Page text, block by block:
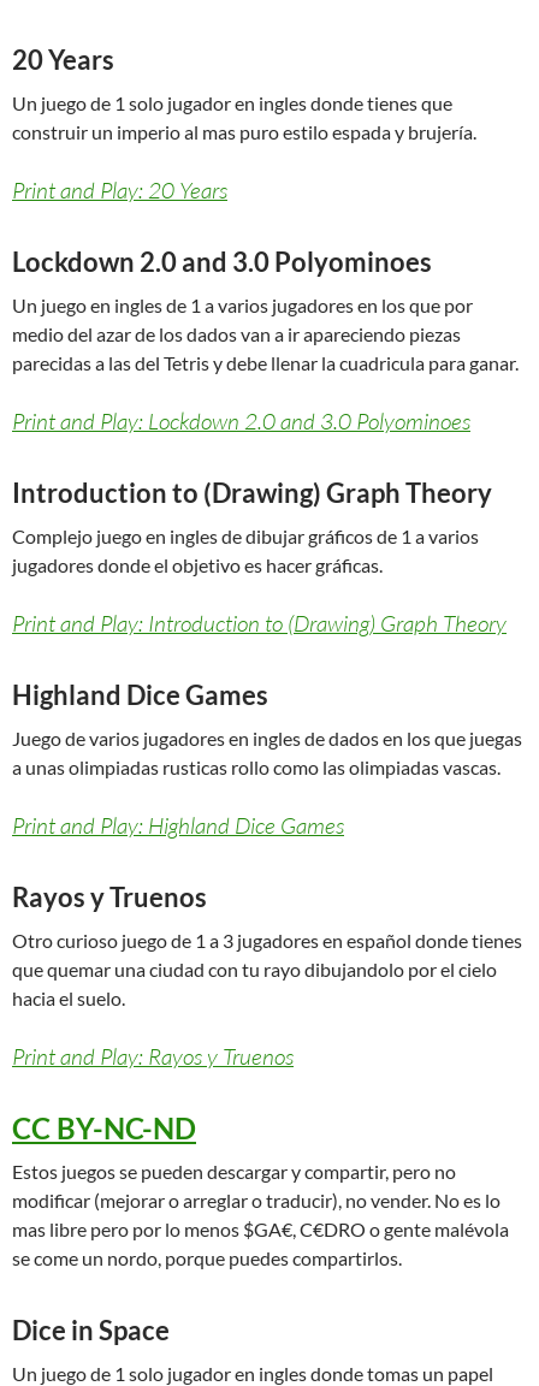
20 Years
Un juego de 1 solo jugador en ingles donde tienes que
construir un imperio al mas puro estilo espada y brujería.
Print and Play: 20 Years
Lockdown 2.0 and 3.0 Polyominoes
Un juego en ingles de 1 a varios jugadores en los que por
medio del azar de los dados van a ir apareciendo piezas
parecidas a las del Tetris y debe llenar la cuadricula para ganar.
Print and Play: Lockdown 2.0 and 3.0 Polyominoes
Introduction to (Drawing) Graph Theory
Complejo juego en ingles de dibujar gráficos de 1 a varios
jugadores donde el objetivo es hacer gráficas.
Print and Play: Introduction to (Drawing) Graph Theory
Highland Dice Games
Juego de varios jugadores en ingles de dados en los que juegas
a unas olimpiadas rusticas rollo como las olimpiadas vascas.
Print and Play: Highland Dice Games
Rayos y Truenos
Otro curioso juego de 1 a 3 jugadores en español donde tienes
que quemar una ciudad con tu rayo dibujandolo por el cielo
hacia el suelo.
Print and Play: Rayos y Truenos
CC BY-NC-ND
Estos juegos se pueden descargar y compartir, pero no
modificar (mejorar o arreglar o traducir), no vender. No es lo
mas libre pero por lo menos $GA€, C€DRO o gente malévola
se come un nordo, porque puedes compartirlos.
Dice in Space
Un juego de 1 solo jugador en ingles donde tomas un papel